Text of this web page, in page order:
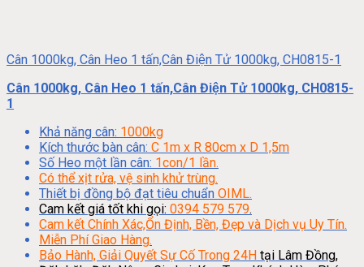
Cân 1000kg, Cân Heo 1 tấn,Cân Điện Tử 1000kg, CH0815-1
Cân 1000kg, Cân Heo 1 tấn,Cân Điện Tử 1000kg, CH0815-
1
Khả năng cân: 1000kg
Kích thước bàn cân: C 1m x R 80cm x D 1,5m
Số Heo một lần cân: 1con/1 lần.
Có thể xịt rửa, vệ sinh khử trùng.
Thiết bị đồng bộ đạt tiêu chuẩn OIML.
Cam kết giá tốt khi gọi: 0394 579 579.
Cam kết Chính Xác,Ổn Định, Bền, Đẹp và Dịch vụ Uy Tín.
Miễn Phí Giao Hàng.
Bảo Hành, Giải Quyết Sự Cố Trong 24H tại Lâm Đồng,